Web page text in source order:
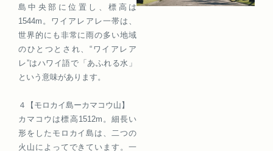
島中央部に位置し、標高は
1544m。ワイアレアレ一帯は、
世界的にも非常に雨の多い地域
のひとつとされ、“ワイアレア
レ”はハワイ語で「あふれる水」
という意味があります。
４【モロカイ島ーカマコウ山】
カマコウは標高1512m。細長い
形をしたモロカイ島は、二つの
火山によってできています。一